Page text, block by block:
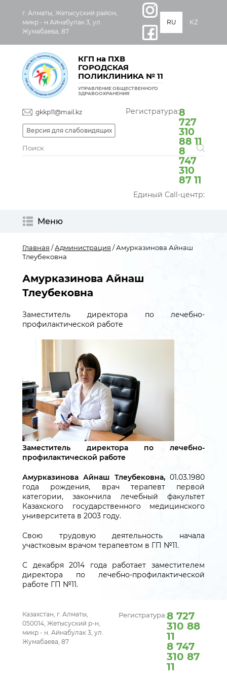
г. Алматы, Жетысуский район,
микр - н Айнабулак 3, ул.
Жумабаева, 87
RU KZ
КГП на ПХВ
ГОРОДСКАЯ
ПОЛИКЛИНИКА № 11
УПРАВЛЕНИЕ ОБЩЕСТВЕННОГО
ЗДРАВООХРАНЕНИЯ
gkkp11@mail.kz
Версия для слабовидящих
Регистратура:8
727
310
88 11
8
747
310
87 11
Единый Call-центр:
Меню
Главная /Администрация / Амурказинова Айнаш
Тлеубековна
Амурказинова Айнаш
Тлеубековна
Заместитель директора по лечебно-
профилактической работе
Заместитель директора по лечебно-
профилактической работе
Амурказинова Айнаш Тлеубековна,01.03.1980
года рождения, врач терапевт первой
категории, закончила лечебный факультет
Казахского государственного медицинского
университета в 2003 году.
Свою трудовую деятельность начала
участковым врачом терапевтом в ГП №11.
С декабря 2014 года работает заместителем
директора по лечебно-профилактической
работе ГП №11.
Казахстан, г. Алматы,
050014, Жетысуский р-н,
микр - н. Айнабулак 3, ул.
Жумабаева, 87
Регистратура:8 727
310 88
11
8 747
310 87
11